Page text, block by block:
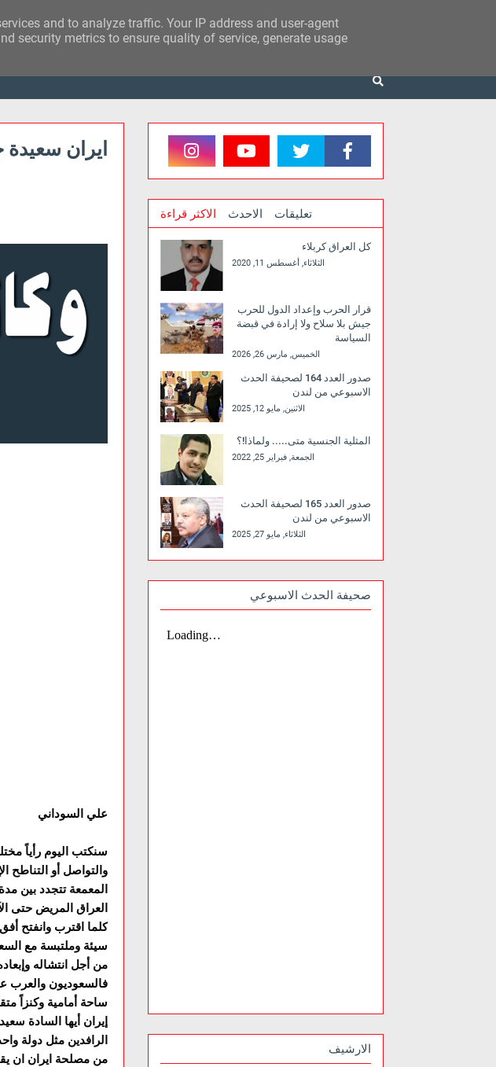
ايران سعيدة
علي السوداني
سنكتب اليوم رأياً
والتواصل أو التناطح
المعمعة تتجدد بين
العراق المريض حتى
كلما اقترب وانفتح
سيئة وملتبسة مع
من أجل انتشاله
فالسعوديون والعرب
ساحة أمامية وكنزاً
إيران أيها السادة
الرافدين مثل دولة
من مصلحة ايران ان
الاكثر قراءة الاحدث تعليقات
كل العراق كربلاء
الثلاثاء, أغسطس 11, 2020
قرار الحرب وإعداد الدول للحرب
جيش بلا سلاح ولا إرادة في قبضة
السياسة
الخميس, مارس 26, 2026
صدور العدد 164 لصحيفة الحدث
الاسبوعي من لندن
الاثنين, مايو 12, 2025
المثلية الجنسية متى..... ولماذا!؟
الجمعة, فبراير 25, 2022
صدور العدد 165 لصحيفة الحدث
الاسبوعي من لندن
الثلاثاء, مايو 27, 2025
صحيفة الحدث الاسبوعي
الارشيف
and to analyze traffic. Your IP address and user-agent
security metrics to ensure quality of service, generate usage